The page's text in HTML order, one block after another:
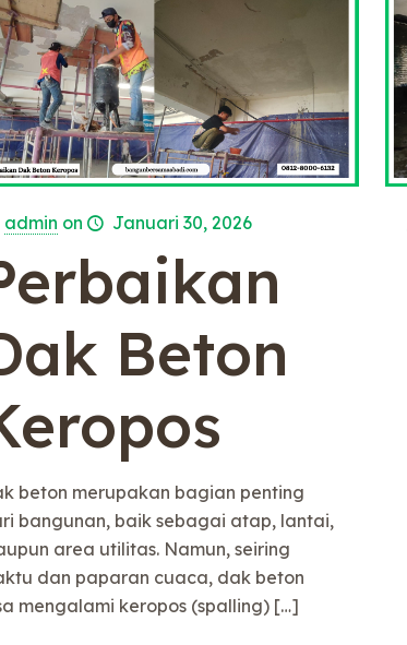
admin on Januari 30, 2026
Beton
beton merupakan bagian penting
bangunan, baik sebagai atap, lantai,
area utilitas. Namun, seiring
dan paparan cuaca, dak beton
mengalami keropos (spalling)[…]